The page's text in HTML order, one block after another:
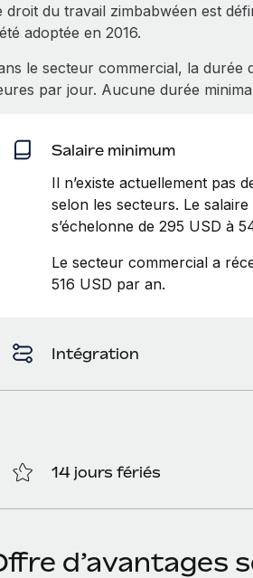
droit du travail zimbabwéen est
adoptée en 2016.
le secteur commercial, la durée
par jour. Aucune durée
Salaire minimum
Il n’existe actuellement pas
selon les secteurs. Le
s’échelonne de 295 USD à
Le secteur commercial a
516 USD par an.
Intégration
14 jours fériés
d’avantages